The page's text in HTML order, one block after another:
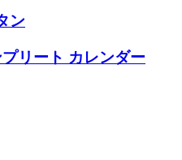
ン
リート カレンダー